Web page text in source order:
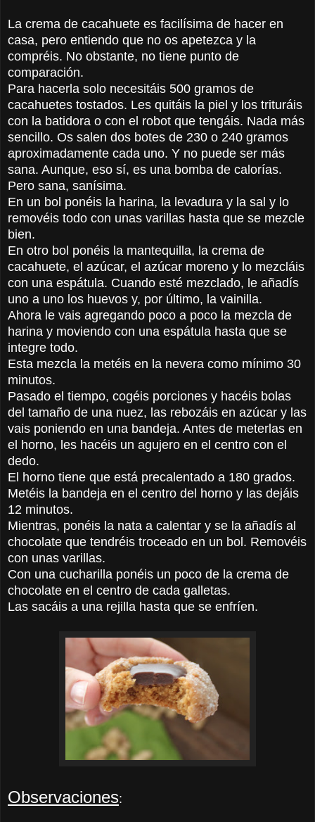
La crema de cacahuete es facilísima de hacer en
casa, pero entiendo que no os apetezca y la
compréis. No obstante, no tiene punto de
comparación.
Para hacerla solo necesitáis 500 gramos de
cacahuetes tostados. Les quitáis la piel y los trituráis
con la batidora o con el robot que tengáis. Nada más
sencillo. Os salen dos botes de 230 o 240 gramos
aproximadamente cada uno. Y no puede ser más
sana. Aunque, eso sí, es una bomba de calorías.
Pero sana, sanísima.
En un bol ponéis la harina, la levadura y la sal y lo
removéis todo con unas varillas hasta que se mezcle
bien.
En otro bol ponéis la mantequilla, la crema de
cacahuete, el azúcar, el azúcar moreno y lo mezcláis
con una espátula. Cuando esté mezclado, le añadís
uno a uno los huevos y, por último, la vainilla.
Ahora le vais agregando poco a poco la mezcla de
harina y moviendo con una espátula hasta que se
integre todo.
Esta mezcla la metéis en la nevera como mínimo 30
minutos.
Pasado el tiempo, cogéis porciones y hacéis bolas
del tamaño de una nuez, las rebozáis en azúcar y las
vais poniendo en una bandeja. Antes de meterlas en
el horno, les hacéis un agujero en el centro con el
dedo.
El horno tiene que está precalentado a 180 grados.
Metéis la bandeja en el centro del horno y las dejáis
12 minutos.
Mientras, ponéis la nata a calentar y se la añadís al
chocolate que tendréis troceado en un bol. Removéis
con unas varillas.
Con una cucharilla ponéis un poco de la crema de
chocolate en el centro de cada galletas.
Las sacáis a una rejilla hasta que se enfríen.
Observaciones: